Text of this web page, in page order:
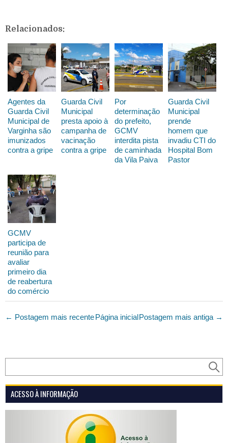
Relacionados:
Agentes da
Guarda Civil
Municipal de
Varginha são
imunizados
contra a gripe
Guarda Civil
Municipal
presta apoio à
campanha de
vacinação
contra a gripe
Por
determinação
do prefeito,
GCMV
interdita pista
de caminhada
da Vila Paiva
Guarda Civil
Municipal
prende
homem que
invadiu CTI do
Hospital Bom
Pastor
GCMV
participa de
reunião para
avaliar
primeiro dia
de reabertura
do comércio
← Postagem mais recente Postagem mais antiga →
Página inicial
ACESSO À INFORMAÇÃO